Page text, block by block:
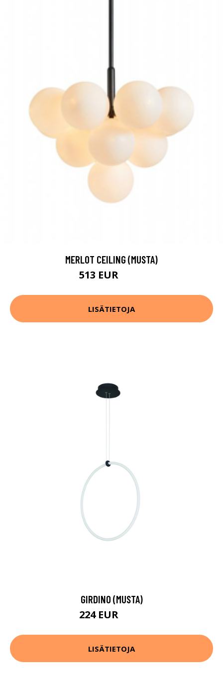
MERLOT CEILING (MUSTA)
513 EUR
LISÄTIETOJA
GIRDINO (MUSTA)
224 EUR
LISÄTIETOJA